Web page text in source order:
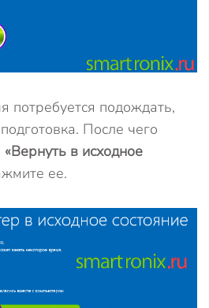
потребуется подождать,
После чего
«Вернуть в исходное
ее.